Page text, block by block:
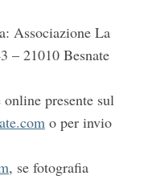
Associazione La
– 21010 Besnate
presente sul
o per invio
, se fotografia